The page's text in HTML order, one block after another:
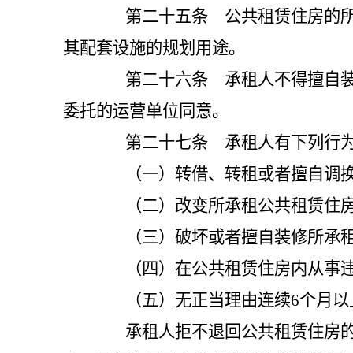
第二十五条 公共租赁住房的所
其配套设施的规划用途。
第二十六条 承租人不得擅自装
委托的运营单位同意。
第二十七条 承租人有下列行为
（一）转借、转租或者擅自调
（二）改变所承租公共租赁住
（三）破坏或者擅自装修所承
（四）在公共租赁住房内从事
（五）无正当理由连续6个月以
承租人拒不退回公共租赁住房的